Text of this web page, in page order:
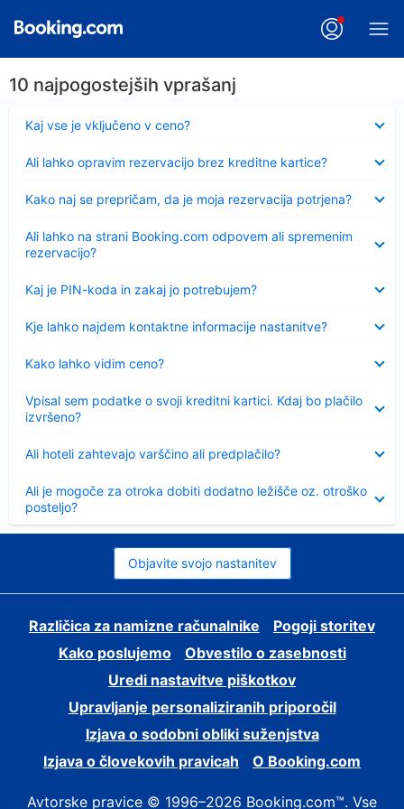
10 najpogostejših vprašanj
Kaj vse je vključeno v ceno?
Ali lahko opravim rezervacijo brez kreditne kartice?
Kako naj se prepričam, da je moja rezervacija potrjena?
Ali lahko na strani Booking.com odpovem ali spremenim
rezervacijo?
Kaj je PIN-koda in zakaj jo potrebujem?
Kje lahko najdem kontaktne informacije nastanitve?
Kako lahko vidim ceno?
Vpisal sem podatke o svoji kreditni kartici. Kdaj bo plačilo
izvršeno?
Ali hoteli zahtevajo varščino ali predplačilo?
Ali je mogoče za otroka dobiti dodatno ležišče oz. otroško
posteljo?
Objavite svojo nastanitev
Različica za namizne računalnike
Pogoji storitev
Kako poslujemo
Obvestilo o zasebnosti
Uredi nastavitve piškotkov
Upravljanje personaliziranih priporočil
Izjava o sodobni obliki suženjstva
Izjava o človekovih pravicah
O Booking.com
Avtorske pravice © 1996–2026 Booking.com™. Vse